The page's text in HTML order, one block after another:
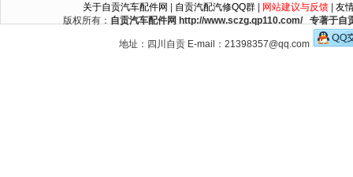
关于自贡汽车配件网
自贡汽配汽修QQ群| 网站建议与反馈| 友
版权所有： 自贡汽车配件网 http://www.sczg.qp110.com/ 专著于自
地址：四川自贡 E-mail：21398357@qq.com